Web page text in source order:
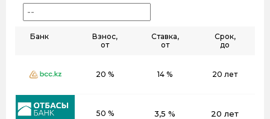
Банк
Взнос,
от
Ставка,
от
Срок,
до
20 % 14 % 20 лет
50 % 3,5 % 20 лет